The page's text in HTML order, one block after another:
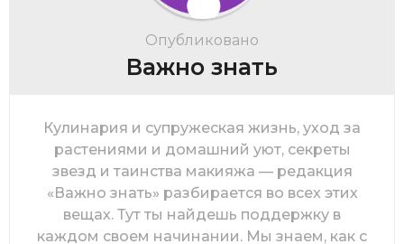
Опубликовано
Важно знать
Кулинария и супружеская жизнь, уход за
растениями и домашний уют, секреты
звезд и таинства макияжа — редакция
«Важно знать» разбирается во всех этих
вещах. Тут ты найдешь поддержку в
каждом своем начинании. Мы знаем, как с